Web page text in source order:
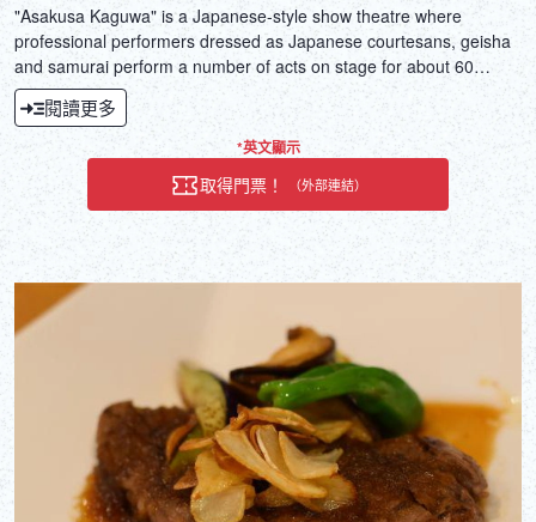
"Asakusa Kaguwa" is a Japanese-style show theatre where
professional performers dressed as Japanese courtesans, geisha
and samurai perform a number of acts on stage for about 60
minutes.
閱讀更多
*英文顯示
取得門票！ （外部連結）